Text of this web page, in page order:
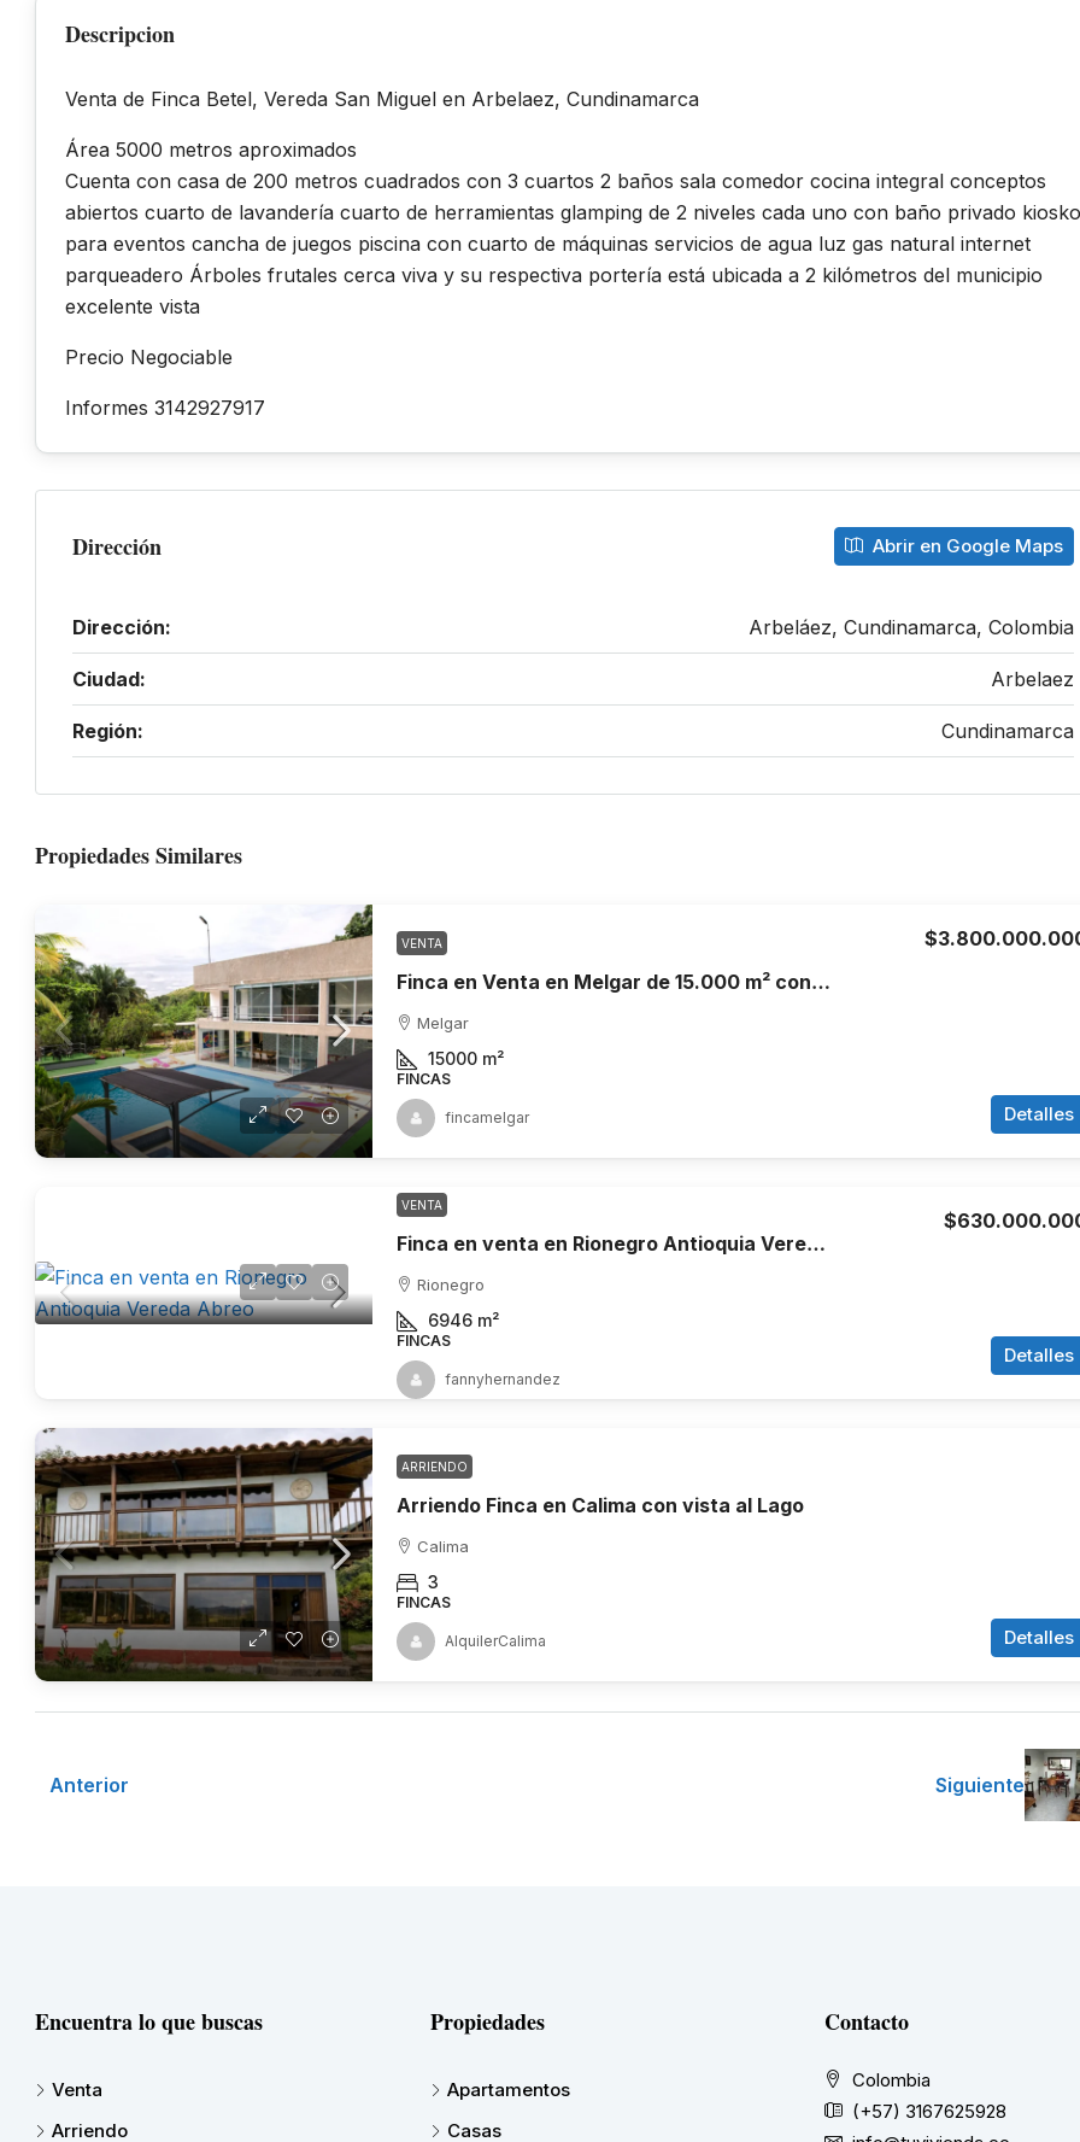
Descripcion
Venta de Finca Betel, Vereda San Miguel en Arbelaez, Cundinamarca
Área 5000 metros aproximados
Cuenta con casa de 200 metros cuadrados con 3 cuartos 2 baños sala comedor cocina integral conceptos
abiertos cuarto de lavandería cuarto de herramientas glamping de 2 niveles cada uno con baño privado kiosko
para eventos cancha de juegos piscina con cuarto de máquinas servicios de agua luz gas natural internet
parqueadero Árboles frutales cerca viva y su respectiva portería está ubicada a 2 kilómetros del municipio
excelente vista
Precio Negociable
Informes 3142927917
Dirección Abrir en Google Maps
Dirección: Arbeláez, Cundinamarca, Colombia
Ciudad: Arbelaez
Región: Cundinamarca
Propiedades Similares
VENTA
Finca en Venta en Melgar de 15.000 m² con Piscina, 4 Cabañas y Excelente Potencial Turístico
Melgar
15000 m²
FINCAS
Detalles
fincamelgar
VENTA
Finca en venta en Rionegro Antioquia Vereda Abreo
Rionegro
6946 m²
FINCAS
Detalles
fannyhernandez
ARRIENDO
Arriendo Finca en Calima con vista al Lago
Calima
3
FINCAS
Detalles
AlquilerCalima
Anterior Siguiente
Encuentra lo que buscas
Venta
Arriendo
Propiedades
Apartamentos
Casas
Contacto
Colombia
(+57) 3167625928